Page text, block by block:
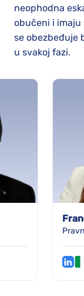
neophodna
obučeni i imaju
se obezbeđuje
u svakoj fazi.